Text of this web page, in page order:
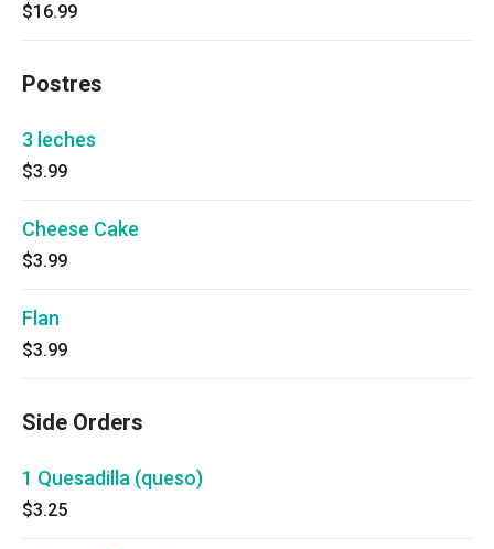
$16.99
Postres
3 leches
$3.99
Cheese Cake
$3.99
Flan
$3.99
Side Orders
1 Quesadilla (queso)
$3.25